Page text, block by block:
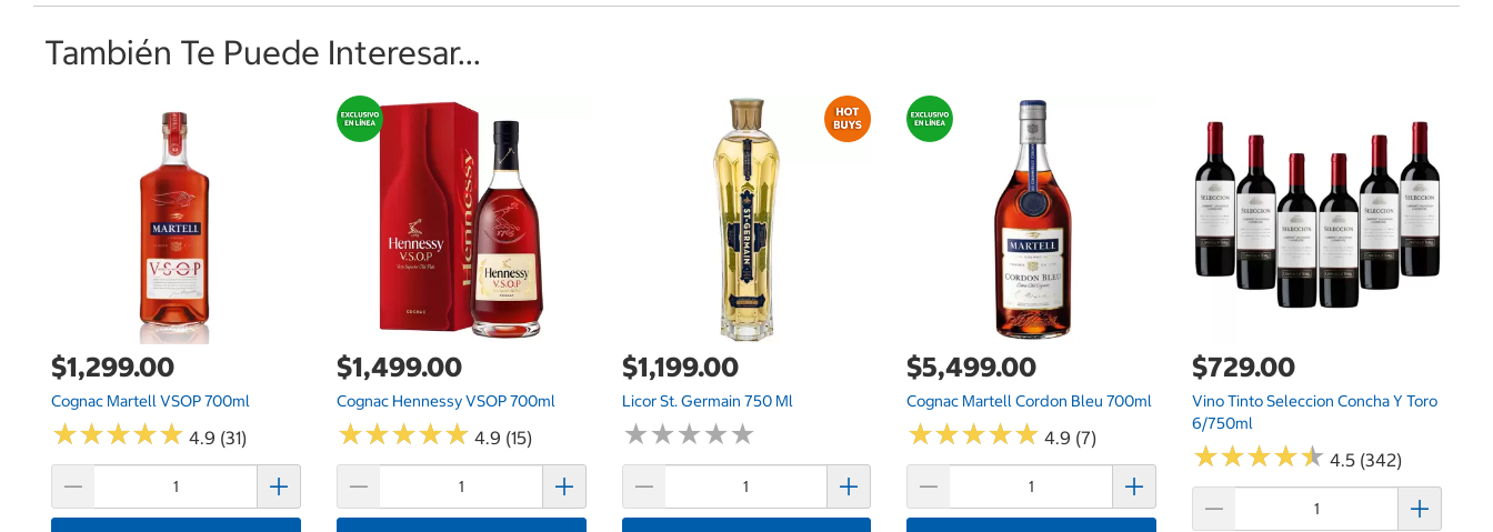
También Te Puede Interesar...
$1,299.00
Cognac Martell VSOP 700ml
★★★★★
★★★★★ 4.9 (31)
$1,499.00
Cognac Hennessy VSOP 700ml
★★★★★
★★★★★ 4.9 (15)
$1,199.00
Licor St. Germain 750 Ml
★★★★★
★★★★★
$5,499.00
Cognac Martell Cordon Bleu 700ml
★★★★★
★★★★★ 4.9 (7)
$729.00
Vino Tinto Seleccion Concha Y Toro
6/750ml
★★★★★
★★★★★ 4.5 (342)